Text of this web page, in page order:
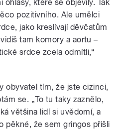
které se objevily. Tak
pozitivního. Ale umělci
jako kreslívají děvčatům
tam komory a aortu –
srdce zcela odmítli,“
obyvatel tím, že jste cizinci,
se. „To tu taky zaznělo,
většina lidí si uvědomí, a
pěkné, že sem gringos přišli